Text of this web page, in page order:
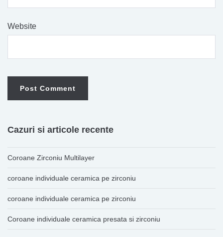
Website
Cazuri si articole recente
Coroane Zirconiu Multilayer
coroane individuale ceramica pe zirconiu
coroane individuale ceramica pe zirconiu
Coroane individuale ceramica presata si zirconiu